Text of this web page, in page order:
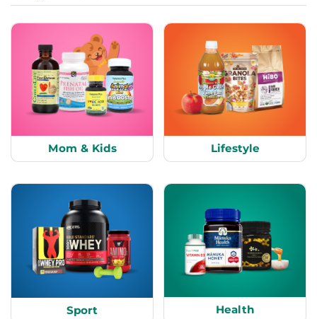
Mom & Kids Lifestyle
Sport Health